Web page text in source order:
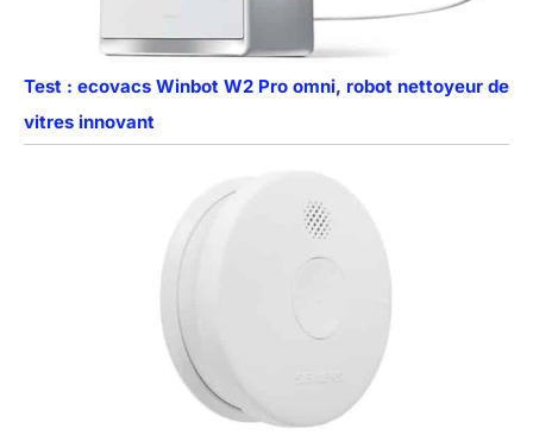
Test : ecovacs Winbot W2 Pro omni, robot nettoyeur de
vitres innovant